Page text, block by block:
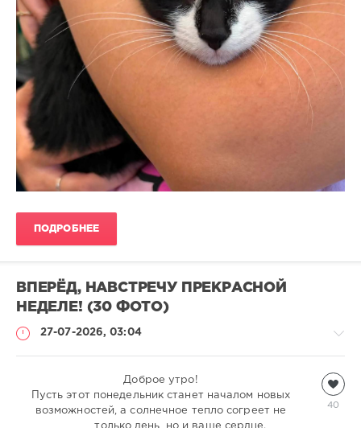
ПОДРОБНЕЕ
ВПЕРЁД, НАВСТРЕЧУ ПРЕКРАСНОЙ
НЕДЕЛЕ! (30 ФОТО)
27-07-2026, 03:04
всячина
40
Доброе утро!
Пусть этот понедельник станет началом новых
возможностей, а солнечное тепло согреет не